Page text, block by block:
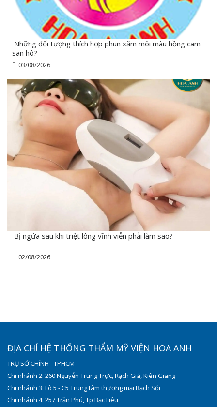
Những đối tượng thích hợp phun xăm môi màu hồng cam
san hô?
03/08/2026
Bị ngứa sau khi triệt lông vĩnh viễn phải làm sao?
02/08/2026
ĐỊA CHỈ HỆ THỐNG THẨM MỸ VIỆN HOA ANH
TRỤ SỞ CHÍNH - TPHCM
Chi nhánh 2: 260 Nguyễn Trung Trực, Rạch Giá, Kiên Giang
Chi nhánh 3: Lô 5 - C5 Trung tâm thương mại Rạch Sỏi
Chi nhánh 4: 257 Trần Phú, Tp Bạc Liêu